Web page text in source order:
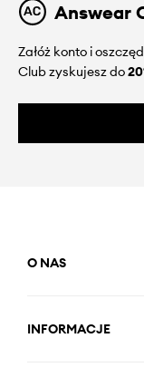
Answear
Załóż konto i
Club zyskujesz do
O NAS
INFORMACJE